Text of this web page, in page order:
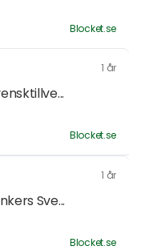
Blocket.se
1 år
Blocket.se
1 år
Sve...
Blocket.se